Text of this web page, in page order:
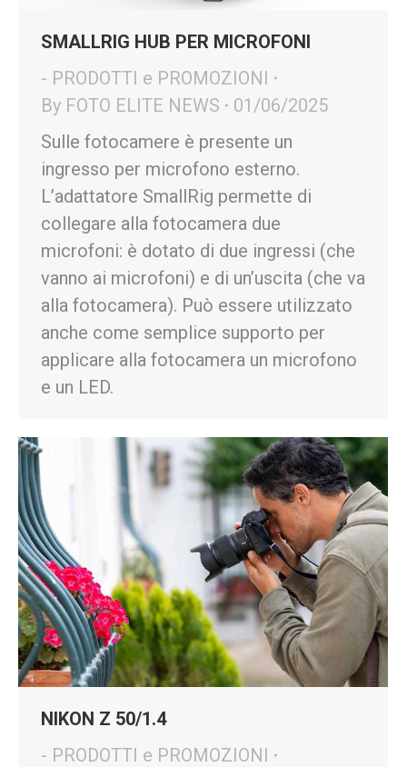
SMALLRIG HUB PER MICROFONI
- PRODOTTI e PROMOZIONI
By FOTO ELITE NEWS
01/06/2025
Sulle fotocamere è presente un
ingresso per microfono esterno.
L’adattatore SmallRig permette di
collegare alla fotocamera due
microfoni: è dotato di due ingressi (che
vanno ai microfoni) e di un’uscita (che va
alla fotocamera). Può essere utilizzato
anche come semplice supporto per
applicare alla fotocamera un microfono
e un LED.
NIKON Z 50/1.4
- PRODOTTI e PROMOZIONI